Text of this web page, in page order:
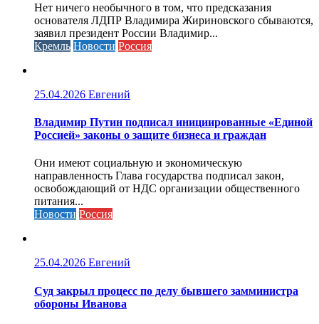
Нет ничего необычного в том, что предсказания
основателя ЛДПР Владимира Жириновского сбываются,
заявил президент России Владимир...
Кремль Новости Россия
25.04.2026 Евгений
Владимир Путин подписал инициированные «Единой
Россией» законы о защите бизнеса и граждан
Они имеют социальную и экономическую
направленность Глава государства подписал закон,
освобождающий от НДС организации общественного
питания...
Новости Россия
25.04.2026 Евгений
Cуд закрыл процесс по делу бывшего замминистра
обороны Иванова